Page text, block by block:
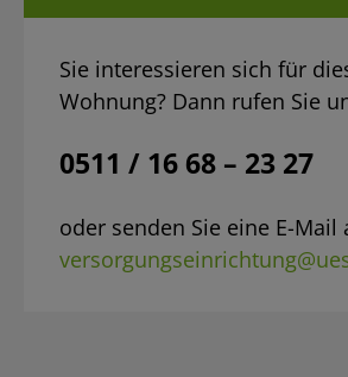
Sie interessieren sich für
Wohnung? Dann rufen Sie
0511 / 16 68 – 23 27
oder senden Sie eine E-Mail